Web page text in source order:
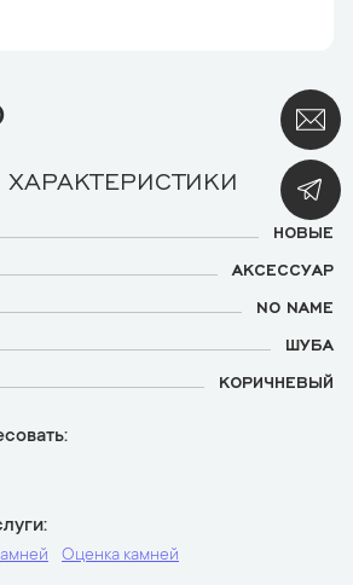
НОВЫЕ
АКСЕССУАР
NO NAME
ШУБА
КОРИЧНЕВЫЙ
Оценка камней